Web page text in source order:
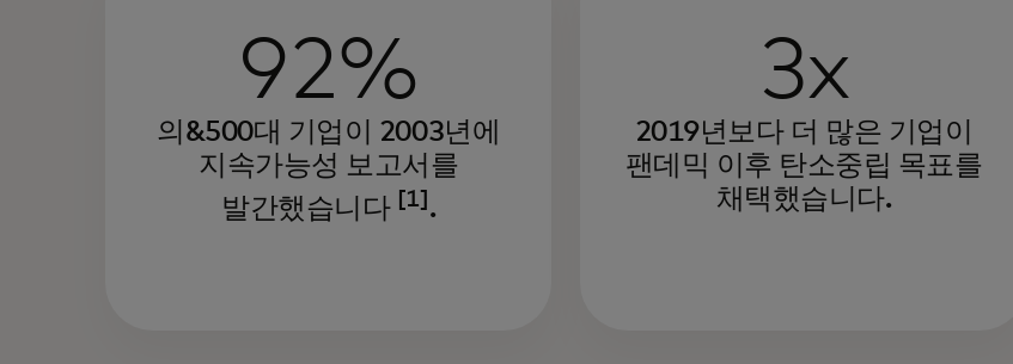
92%
의&500대 기업이 2003년에
지속가능성 보고서를
발간했습니다 [1] .
3x
2019년보다 더 많은 기업이
팬데믹 이후 탄소중립 목표를
채택했습니다.